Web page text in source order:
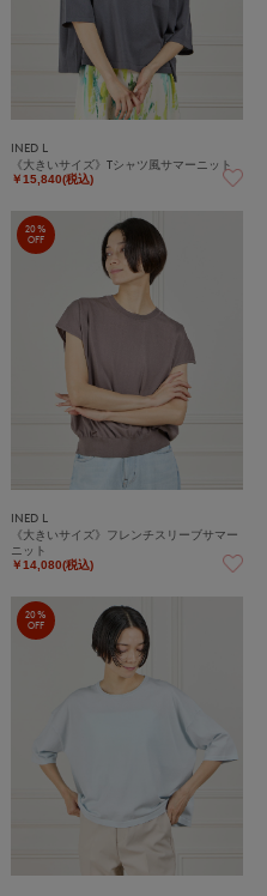
INED L
《大きいサイズ》Tシャツ風サマーニット
￥15,840(税込)
20%
OFF
INED L
《大きいサイズ》フレンチスリーブサマー
ニット
￥14,080(税込)
20%
OFF